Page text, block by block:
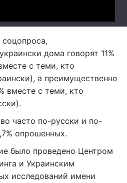
соцопроса,
дома говорят 11%
с теми, кто
а преимущественно
вместе с теми, кто
часто по-русски и по-
опрошенных.
было проведено Центром
и Украинским
исследований имени